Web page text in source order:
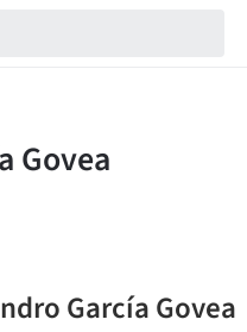
García Govea